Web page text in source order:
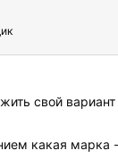
свой
какая марка